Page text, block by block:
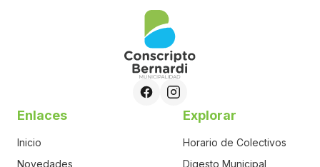
Enlaces
Inicio
Novedades
Explorar
Horario de Colectivos
Digesto Municipal